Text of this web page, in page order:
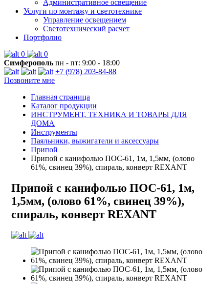
Административное освещение
Услуги по монтажу и светотехнике
Управление освещением
Светотехнический расчет
Портфолио
0
0
Симферополь пн - пт: 9:00 - 18:00
+7 (978) 203-84-88
Позвоните мне
Главная страница
Каталог продукции
ИНСТРУМЕНТ, ТЕХНИКА И ТОВАРЫ ДЛЯ
ДОМА
Инструменты
Паяльники, выжигатели и аксессуары
Припой
Припой с канифолью ПОС-61, 1м, 1,5мм, (олово
61%, свинец 39%), спираль, конверт REXANT
Припой с канифолью ПОС-61, 1м,
1,5мм, (олово 61%, свинец 39%),
спираль, конверт REXANT